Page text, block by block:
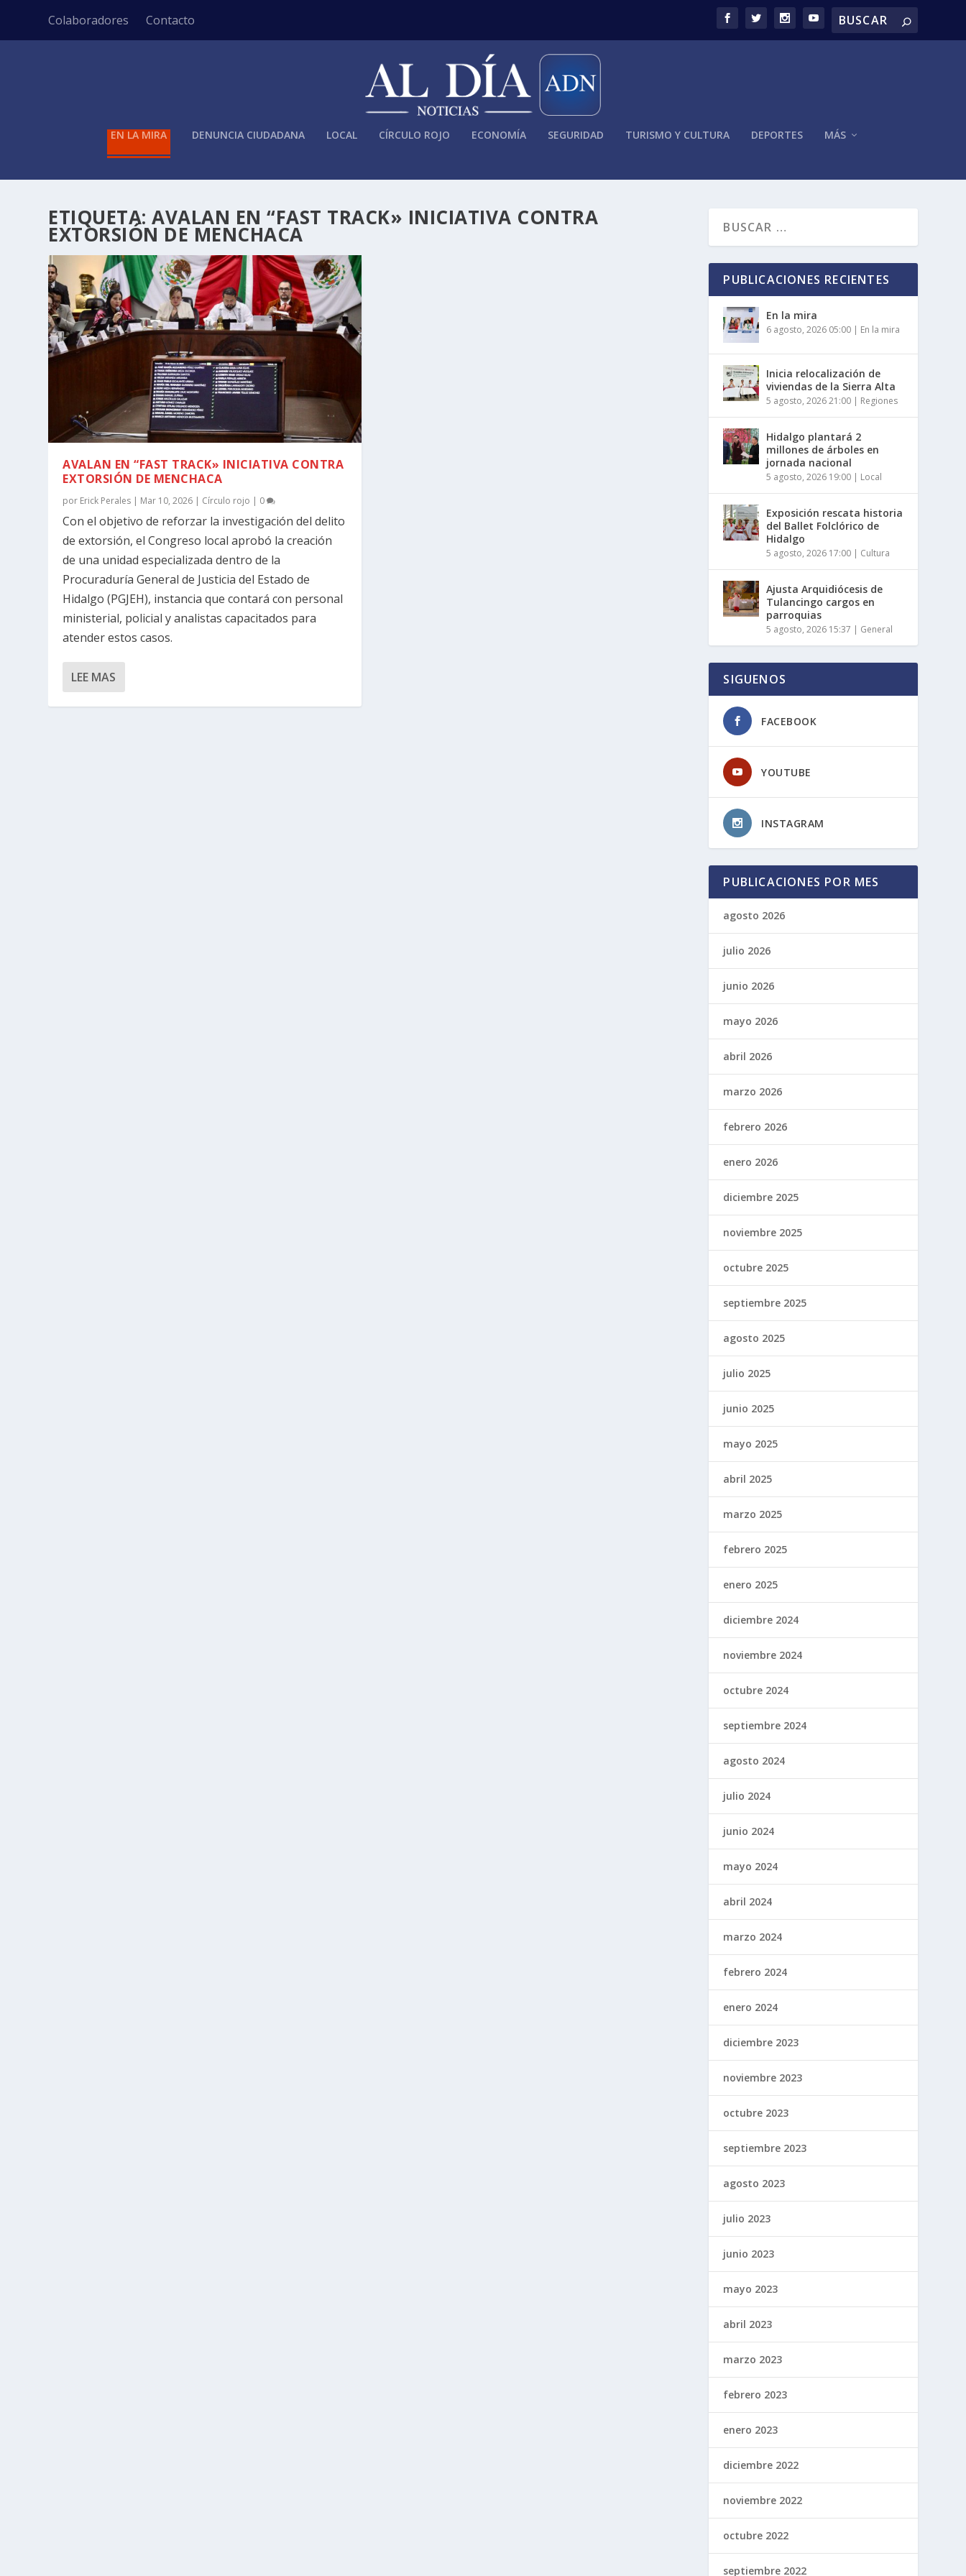
Colaboradores Contacto
EN LA MIRA DENUNCIA CIUDADANA LOCAL CÍRCULO ROJO ECONOMÍA SEGURIDAD TURISMO Y CULTURA DEPORTES MÁS
ETIQUETA:AVALAN EN “FAST TRACK» INICIATIVA CONTRA
EXTORSIÓN DE MENCHACA
AVALAN EN “FAST TRACK» INICIATIVA CONTRA
EXTORSIÓN DE MENCHACA
por Erick Perales | Mar 10, 2026 | Círculo rojo | 0
Con el objetivo de reforzar la investigación del delito
de extorsión, el Congreso local aprobó la creación
de una unidad especializada dentro de la
Procuraduría General de Justicia del Estado de
Hidalgo (PGJEH), instancia que contará con personal
ministerial, policial y analistas capacitados para
atender estos casos.
LEE MAS
PUBLICACIONES RECIENTES
En la mira
6 agosto, 2026 05:00 | En la mira
Inicia relocalización de
viviendas de la Sierra Alta
5 agosto, 2026 21:00 | Regiones
Hidalgo plantará 2
millones de árboles en
jornada nacional
5 agosto, 2026 19:00 | Local
Exposición rescata historia
del Ballet Folclórico de
Hidalgo
5 agosto, 2026 17:00 | Cultura
Ajusta Arquidiócesis de
Tulancingo cargos en
parroquias
5 agosto, 2026 15:37 | General
SIGUENOS
FACEBOOK
YOUTUBE
INSTAGRAM
PUBLICACIONES POR MES
agosto 2026
julio 2026
junio 2026
mayo 2026
abril 2026
marzo 2026
febrero 2026
enero 2026
diciembre 2025
noviembre 2025
octubre 2025
septiembre 2025
agosto 2025
julio 2025
junio 2025
mayo 2025
abril 2025
marzo 2025
febrero 2025
enero 2025
diciembre 2024
noviembre 2024
octubre 2024
septiembre 2024
agosto 2024
julio 2024
junio 2024
mayo 2024
abril 2024
marzo 2024
febrero 2024
enero 2024
diciembre 2023
noviembre 2023
octubre 2023
septiembre 2023
agosto 2023
julio 2023
junio 2023
mayo 2023
abril 2023
marzo 2023
febrero 2023
enero 2023
diciembre 2022
noviembre 2022
octubre 2022
septiembre 2022